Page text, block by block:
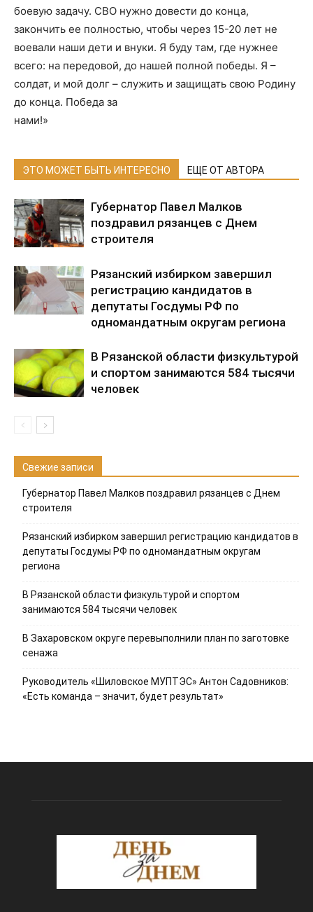
боевую задачу. СВО нужно довести до конца,
закончить ее полностью, чтобы через 15-20 лет не
воевали наши дети и внуки. Я буду там, где нужнее
всего: на передовой, до нашей полной победы. Я –
солдат, и мой долг – служить и защищать свою Родину
до конца. Победа за
нами!»
ЭТО МОЖЕТ БЫТЬ ИНТЕРЕСНО ЕЩЕ ОТ АВТОРА
Губернатор Павел Малков
поздравил рязанцев с Днем
строителя
Рязанский избирком завершил
регистрацию кандидатов в
депутаты Госдумы РФ по
одномандатным округам региона
В Рязанской области физкультурой
и спортом занимаются 584 тысячи
человек
Свежие записи
Губернатор Павел Малков поздравил рязанцев с Днем
строителя
Рязанский избирком завершил регистрацию кандидатов в
депутаты Госдумы РФ по одномандатным округам
региона
В Рязанской области физкультурой и спортом
занимаются 584 тысячи человек
В Захаровском округе перевыполнили план по заготовке
сенажа
Руководитель «Шиловское МУПТЭС» Антон Садовников:
«Есть команда – значит, будет результат»